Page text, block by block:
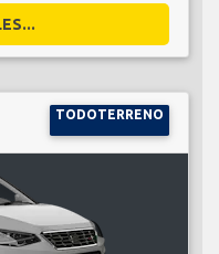
TODOTERRENO